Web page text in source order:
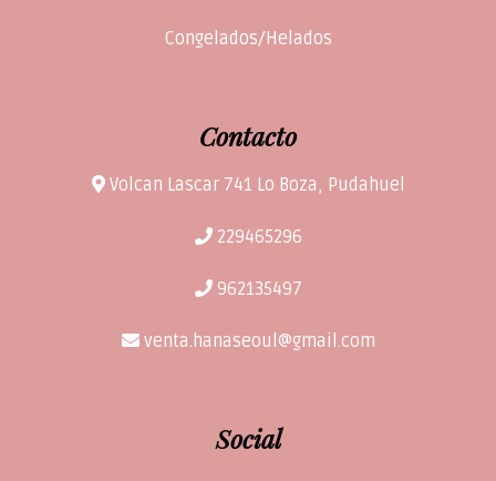
Congelados/Helados
Contacto
Volcan Lascar 741 Lo Boza, Pudahuel
229465296
962135497
venta.hanaseoul@gmail.com
Social